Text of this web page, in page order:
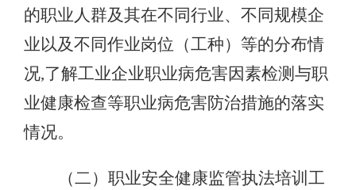
的职业人群及其在不同行业、不同规模企
业以及不同作业岗位（工种）等的分布情
况,了解工业企业职业病危害因素检测与职
业健康检查等职业病危害防治措施的落实
情况。
（二）职业安全健康监管执法培训工